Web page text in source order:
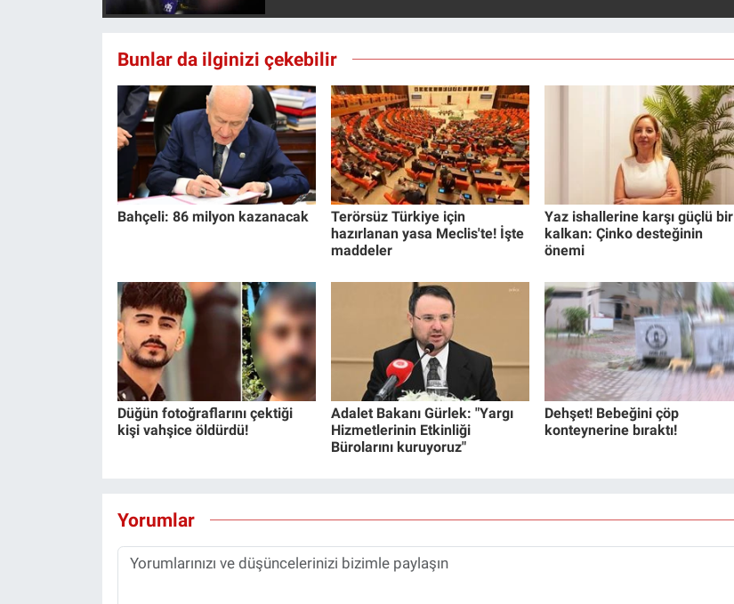
Bunlar da ilginizi çekebilir
Bahçeli: 86 milyon kazanacak
Terörsüz Türkiye için
hazırlanan yasa Meclis'te! İşte
maddeler
Yaz ishallerine karşı güçlü bir
kalkan: Çinko desteğinin
önemi
Düğün fotoğraflarını çektiği
kişi vahşice öldürdü!
Adalet Bakanı Gürlek: "Yargı
Hizmetlerinin Etkinliği
Bürolarını kuruyoruz"
Dehşet! Bebeğini çöp
konteynerine bıraktı!
Yorumlar